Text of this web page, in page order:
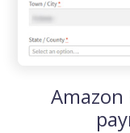
Amazon